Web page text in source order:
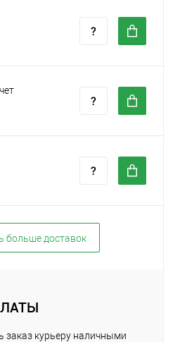
больше доставок
заказ курьеру наличными